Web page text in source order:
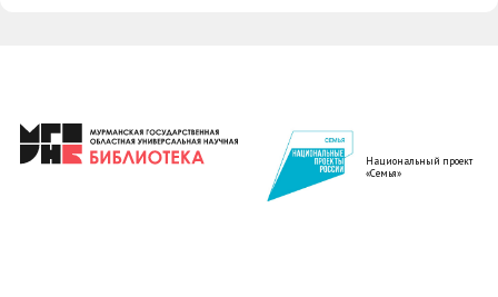
Национальный проект
«Семья»